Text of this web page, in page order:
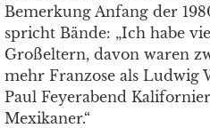
Bemerkung Anfang der
spricht Bände: „Ich habe
Großeltern, davon waren
mehr Franzose als Ludwig
Paul Feyerabend
Mexikaner.“